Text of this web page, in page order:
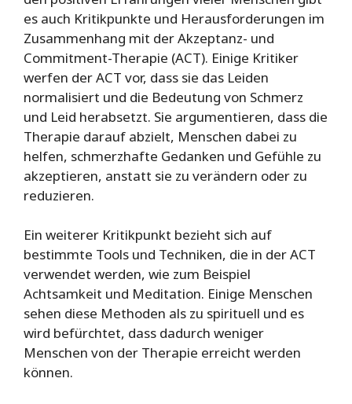
es auch Kritikpunkte und Herausforderungen im
Zusammenhang mit der Akzeptanz- und
Commitment-Therapie (ACT). Einige Kritiker
werfen der ACT vor, dass sie das Leiden
normalisiert und die Bedeutung von Schmerz
und Leid herabsetzt. Sie argumentieren, dass die
Therapie darauf abzielt, Menschen dabei zu
helfen, schmerzhafte Gedanken und Gefühle zu
akzeptieren, anstatt sie zu verändern oder zu
reduzieren.
Ein weiterer Kritikpunkt bezieht sich auf
bestimmte Tools und Techniken, die in der ACT
verwendet werden, wie zum Beispiel
Achtsamkeit und Meditation. Einige Menschen
sehen diese Methoden als zu spirituell und es
wird befürchtet, dass dadurch weniger
Menschen von der Therapie erreicht werden
können.